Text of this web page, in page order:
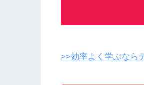
>>効率よく学ぶなら